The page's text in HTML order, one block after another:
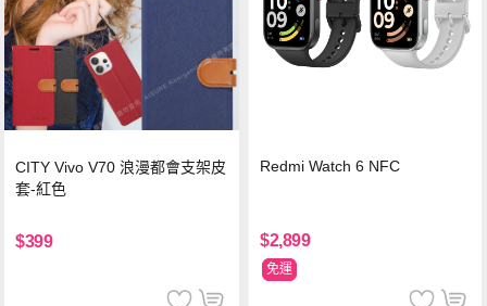
CITY Vivo V70 浪漫都會支架皮
套-紅色
$399
Redmi Watch 6 NFC
$2,899
免運